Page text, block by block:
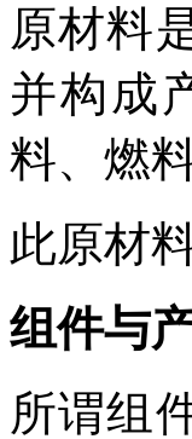
原材料
并构成
料、燃
此原材
组件与
所谓组